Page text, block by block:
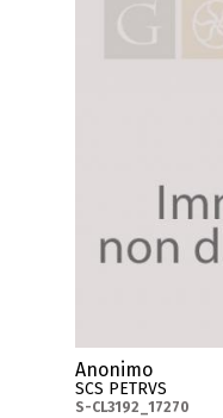
Anonimo
SCS PETRVS
S-CL3192_17270